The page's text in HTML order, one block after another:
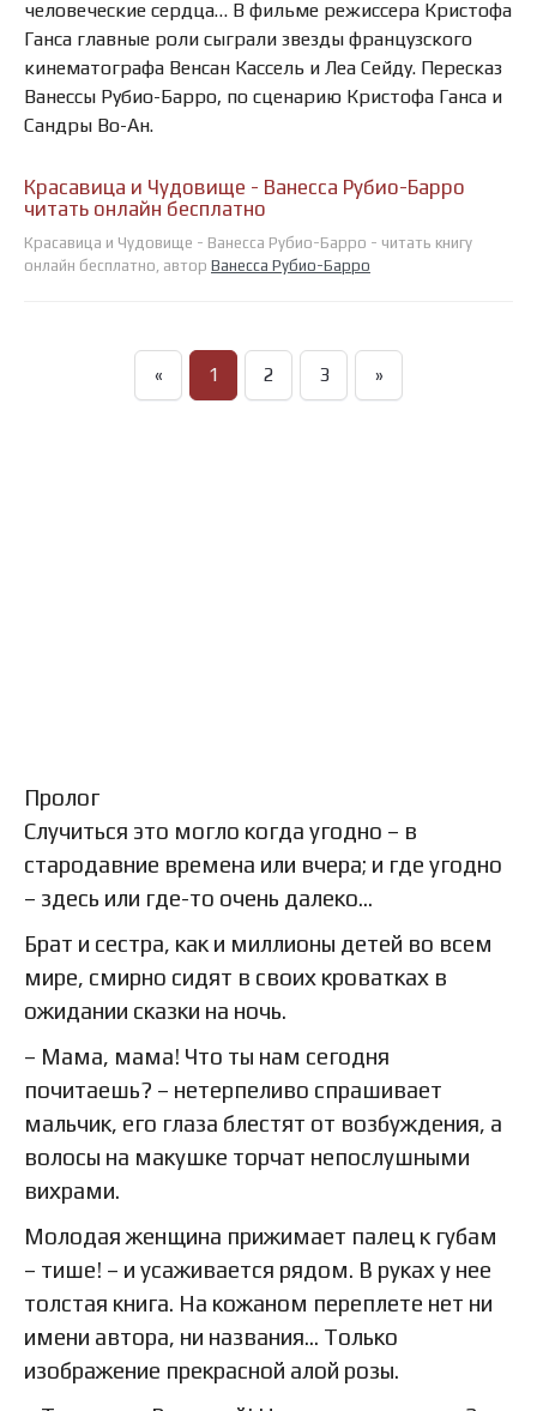
человеческие сердца… В фильме режиссера Кристофа
Ганса главные роли сыграли звезды французского
кинематографа Венсан Кассель и Леа Сейду. Пересказ
Ванессы Рубио-Барро, по сценарию Кристофа Ганса и
Сандры Во-Ан.
Красавица и Чудовище - Ванесса Рубио-Барро
читать онлайн бесплатно
Красавица и Чудовище - Ванесса Рубио-Барро - читать книгу
онлайн бесплатно, автор Ванесса Рубио-Барро
« 1 2 3 »
Пролог
Случиться это могло когда угодно – в
стародавние времена или вчера; и где угодно
– здесь или где-то очень далеко…
Брат и сестра, как и миллионы детей во всем
мире, смирно сидят в своих кроватках в
ожидании сказки на ночь.
– Мама, мама! Что ты нам сегодня
почитаешь? – нетерпеливо спрашивает
мальчик, его глаза блестят от возбуждения, а
волосы на макушке торчат непослушными
вихрами.
Молодая женщина прижимает палец к губам
– тише! – и усаживается рядом. В руках у нее
толстая книга. На кожаном переплете нет ни
имени автора, ни названия… Только
изображение прекрасной алой розы.